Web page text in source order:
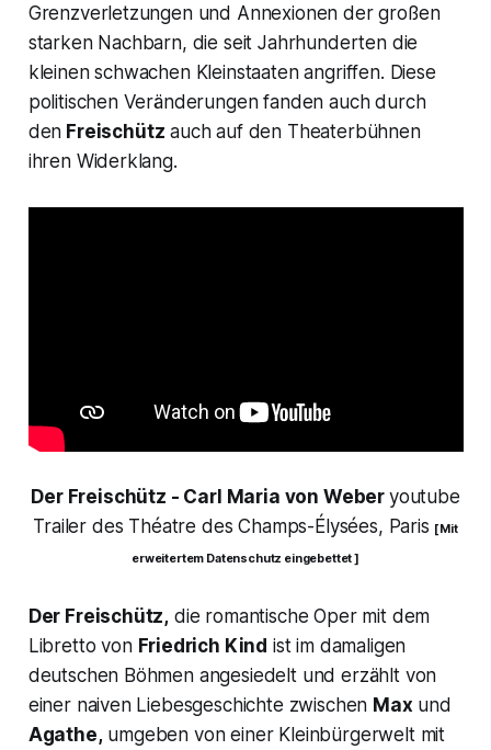
Grenzverletzungen und Annexionen der großen
starken Nachbarn, die seit Jahrhunderten die
kleinen schwachen Kleinstaaten angriffen. Diese
politischen Veränderungen fanden auch durch
den Freischütz auch auf den Theaterbühnen
ihren Widerklang.
Der Freischütz - Carl Maria von Weber youtube
Trailer des Théatre des Champs-Élysées, Paris [ Mit
erweitertem Datenschutz eingebettet ]
Der Freischütz, die romantische Oper mit dem
Libretto von Friedrich Kind ist im damaligen
deutschen Böhmen angesiedelt und erzählt von
einer naiven Liebesgeschichte zwischen Max und
Agathe,umgeben von einer Kleinbürgerwelt mit